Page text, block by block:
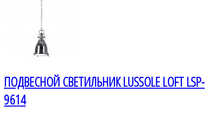
ПОДВЕСНОЙ СВЕТИЛЬНИК LUSSOLE LOFT LSP-
9614